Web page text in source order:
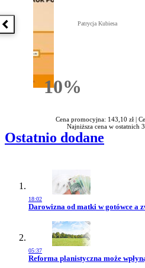
Poprzednia książka
10%Rabatu
Patrycja Kubiesa
Cena promocyjna: 143,10 zł |
Najniższa cena w ostatnich
Ostatnio dodane
18:02
Przejdź do artykułu:
Darowizna od matki w gotówce a
05:37
Przejdź do artykułu:
Reforma planistyczna może